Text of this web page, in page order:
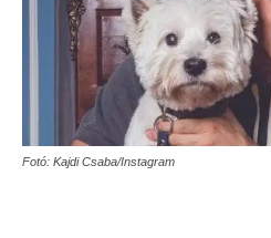
Fotó: Kajdi Csaba/Instagram